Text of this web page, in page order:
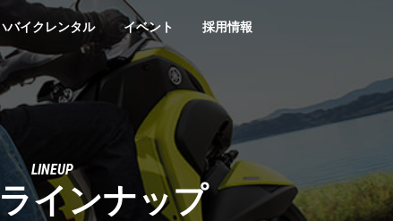
バイクレンタル イベント 採用情報
LINEUP
インナップ